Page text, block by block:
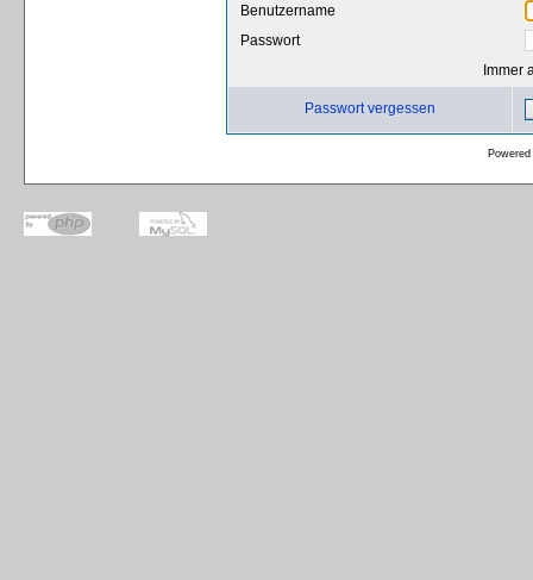
Benutzername
Passwort
Immer
Passwort vergessen